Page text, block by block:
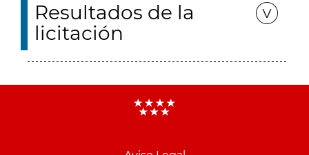
Resultados de la
licitación